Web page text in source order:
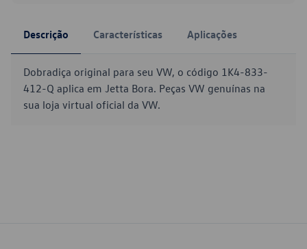
Descrição Características Aplicações
Dobradiça original para seu VW, o código 1K4-833-
412-Q aplica em Jetta Bora. Peças VW genuínas na
sua loja virtual oficial da VW.